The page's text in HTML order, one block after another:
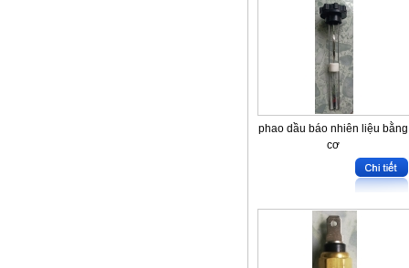
phao dầu báo nhiên liệu bằng
cơ